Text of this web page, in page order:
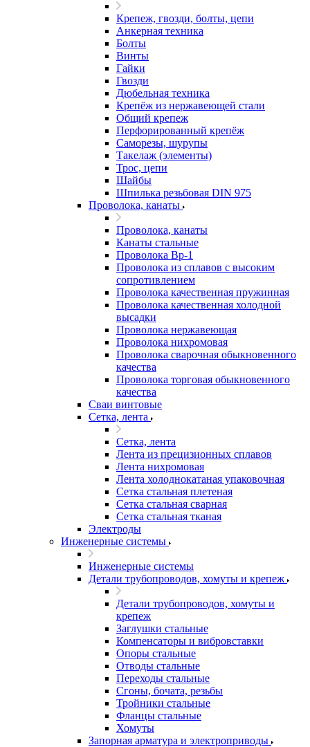
Крепеж, гвозди, болты, цепи
Анкерная техника
Болты
Винты
Гайки
Гвозди
Дюбельная техника
Крепёж из нержавеющей стали
Общий крепеж
Перфорированный крепёж
Саморезы, шурупы
Такелаж (элементы)
Трос, цепи
Шайбы
Шпилька резьбовая DIN 975
Проволока, канаты
Проволока, канаты
Канаты стальные
Проволока Вр-1
Проволока из сплавов с высоким
сопротивлением
Проволока качественная пружинная
Проволока качественная холодной
высадки
Проволока нержавеющая
Проволока нихромовая
Проволока сварочная обыкновенного
качества
Проволока торговая обыкновенного
качества
Сваи винтовые
Сетка, лента
Сетка, лента
Лента из прецизионных сплавов
Лента нихромовая
Лента холоднокатаная упаковочная
Сетка стальная плетеная
Сетка стальная сварная
Сетка стальная тканая
Электроды
Инженерные системы
Инженерные системы
Детали трубопроводов, хомуты и крепеж
Детали трубопроводов, хомуты и
крепеж
Заглушки стальные
Компенсаторы и вибровставки
Опоры стальные
Отводы стальные
Переходы стальные
Сгоны, бочата, резьбы
Тройники стальные
Фланцы стальные
Хомуты
Запорная арматура и электроприводы